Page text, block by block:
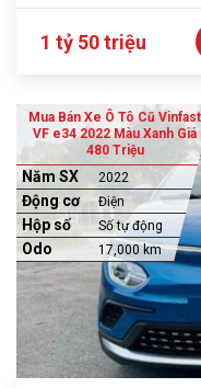
1 tỷ 50 triệu
Mua Bán Xe Ô Tô Cũ Vinfast
VF e34 2022 Màu Xanh Giá
480 Triệu
Năm SX 2022
Động cơ Điện
Hộp số Số tự động
Odo 17,000 km